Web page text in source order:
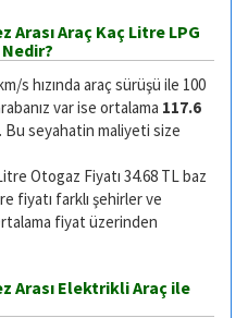
Araç Kaç Litre LPG
s hızında araç sürüşü ile 100
var ise ortalama 117.6
Bu seyahatin maliyeti size
Otogaz Fiyatı 34.68 TL baz
fiyatı farklı şehirler ve
fiyat üzerinden
Arası Elektrikli Araç ile